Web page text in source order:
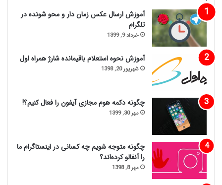
آموزش ارسال عکس زمان دار و محو شونده در
تلگرام
خرداد 9, 1399
آموزش نحوه استعلام باقیمانده شارژ همراه اول
شهریور 20, 1398
چگونه دکمه هوم مجازی آیفون را فعال کنیم؟!
مهر 30, 1399
چگونه متوجه شویم چه کسانی در اینستاگرام ما
را آنفالو کرده‌اند؟
مهر 8, 1398